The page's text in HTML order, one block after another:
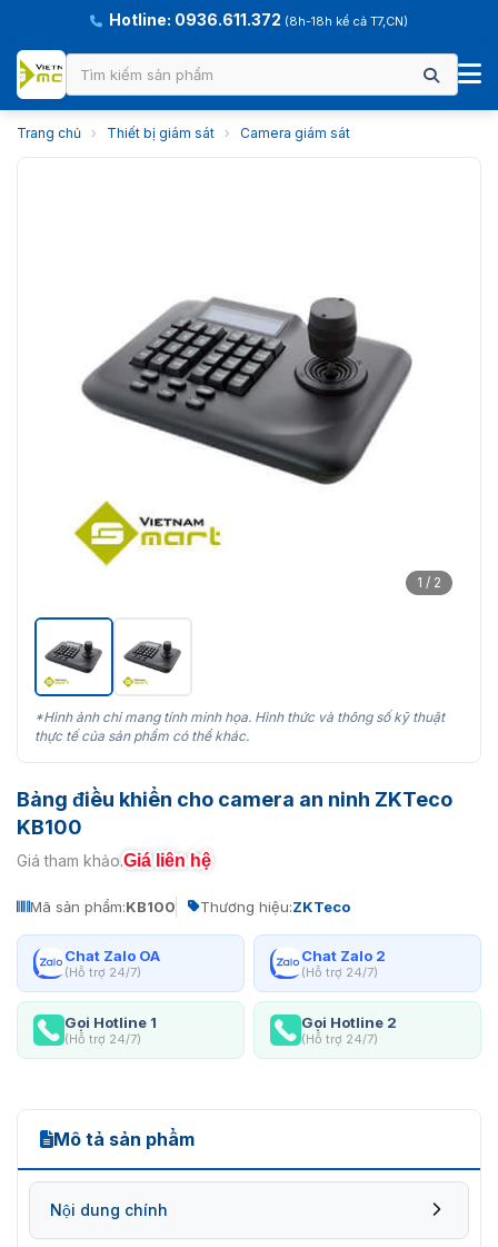
Hotline: 0936.611.372 (8h-18h kể cả T7,CN)
Trang chủ › Thiết bị giám sát › Camera giám sát
1 / 2
*Hình ảnh chỉ mang tính minh họa. Hình thức và thông số kỹ thuật
thực tế của sản phẩm có thể khác.
Bảng điều khiển cho camera an ninh ZKTeco
KB100
Giá tham khảo:Giá liên hệ
Mã sản phẩm:KB100 Thương hiệu:ZKTeco
Chat Zalo OA
(Hỗ trợ 24/7)
Chat Zalo 2
(Hỗ trợ 24/7)
Gọi Hotline 1
(Hỗ trợ 24/7)
Gọi Hotline 2
(Hỗ trợ 24/7)
Mô tả sản phẩm
Nội dung chính